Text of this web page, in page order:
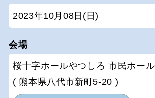
2023年10月08日(日)
会場
桜十字ホールやつしろ 市民ホール
( 熊本県八代市新町5-20 )